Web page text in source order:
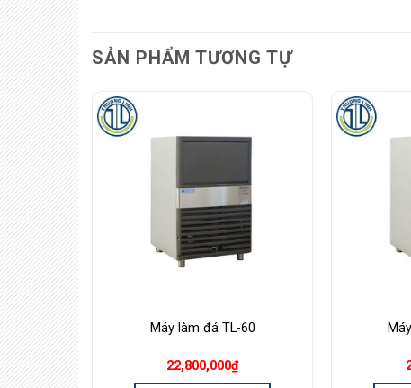
SẢN PHẨM TƯƠNG TỰ
Máy làm đá TL-60
22,800,000₫
Add to
Wishlist